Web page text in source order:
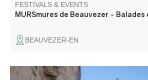
FESTIVALS & EVENTS
MURSmures de Beauvezer - Balades
BEAUVEZER-EN